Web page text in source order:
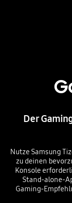
Der
Nutze Samsung
zu deinen
Konsole
Stand-alone-
Gaming-